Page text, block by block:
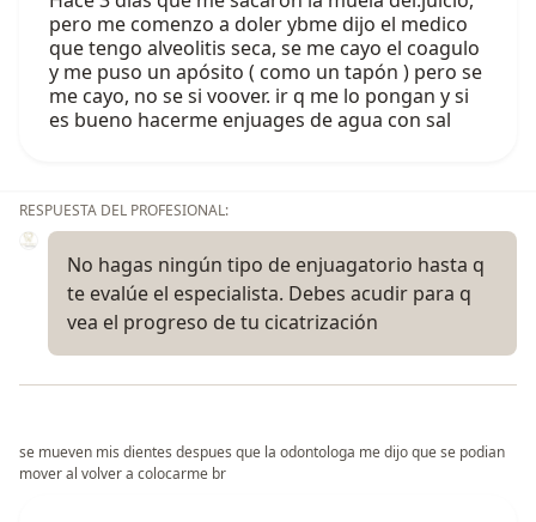
pero me comenzo a doler ybme dijo el medico
que tengo alveolitis seca, se me cayo el coagulo
y me puso un apósito ( como un tapón ) pero se
me cayo, no se si voover. ir q me lo pongan y si
es bueno hacerme enjuages de agua con sal
RESPUESTA DEL PROFESIONAL:
No hagas ningún tipo de enjuagatorio hasta q
te evalúe el especialista. Debes acudir para q
vea el progreso de tu cicatrización
se mueven mis dientes despues que la odontologa me dijo que se podian
mover al volver a colocarme br